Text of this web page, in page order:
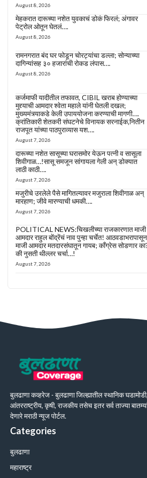
August 8, 2026
मेहकरात दारूच्या नशेत युवकाचं डोकं फिरलं; अंगावर
पेट्रोल ओतून घेतलं….
August 8, 2026
रामनगरात बंद घर फोडून चोरट्यांचा डल्ला; सोन्याच्या
दागिन्यांसह ३० हजारांची रोकड लंपास….
August 8, 2026
कर्जमाफी यादीतील तफावत, CIBIL खराब होण्याच्या
मुद्द्याची आमदार श्वेता महाले यांनी घेतली दखल;
मुख्यमंत्र्याकडे केली उपाययोजना करण्याची मागणी….
क्रांतिकारी शेतकरी संघटनेचे विनायक सरनाईक,नितीन
राजपूत यांच्या पाठपुराव्यास यश….
August 7, 2026
दारूच्या नशेत सासूच्या घरासमोर येऊन पत्नी व सासूला
शिवीगाळ…!सासू समजून सांगायला गेली अन् डोक्यात
लाठी काठी….
August 7, 2026
मजुरीचे उरलेले पैसे मागितल्यावर मजुराला शिवीगाळ अन्
मारहाण; जीवे मारण्याची धमकी….
August 7, 2026
POLITICAL NEWS:चिखलीच्या राजकारणात माजी
आमदार राहुल बोंद्रेंचं नाव पुन्हा चर्चेत! आठवडाभरापासून
माजी आमदार मतदारसंघातून गायब; काँग्रेस सोडणार
की नुसती थील्लर चर्चा…!
August 7, 2026
बुलढाणा कव्हरेज - बुलढाणा जिल्ह्यातील स्थानिक घडामोडी,
आंतरराष्ट्रीय, कृषी, राजकीय तसेच इतर सर्व ताज्या
देणारे मराठी न्यूज पोर्टल.
Categories
बुलढाणा
महाराष्ट्र